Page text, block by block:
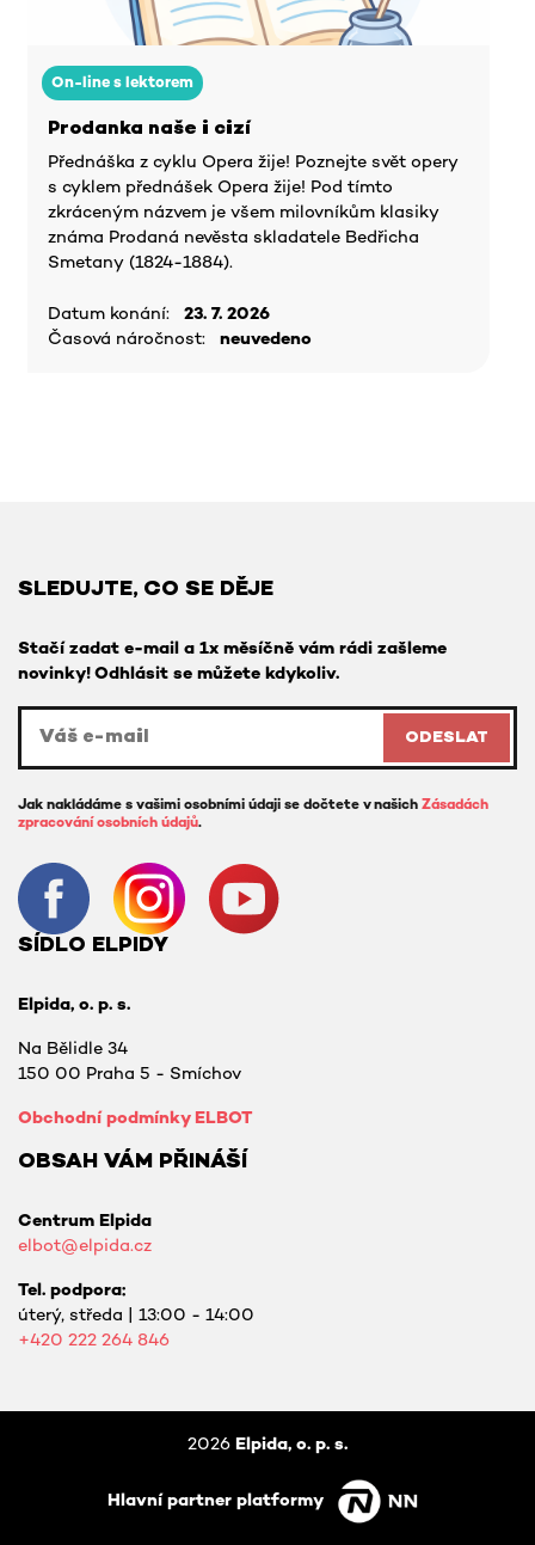
On-line s lektorem
Prodanka naše i cizí
Přednáška z cyklu Opera žije! Poznejte svět opery
s cyklem přednášek Opera žije! Pod tímto
zkráceným názvem je všem milovníkům klasiky
známa Prodaná nevěsta skladatele Bedřicha
Smetany (1824-1884).
Datum konání: 23. 7. 2026
Časová náročnost: neuvedeno
SLEDUJTE, CO SE DĚJE
Stačí zadat e-mail a 1x měsíčně vám rádi zašleme
novinky! Odhlásit se můžete kdykoliv.
ODESLAT
Jak nakládáme s vašimi osobními údaji se dočtete v našich Zásadách
zpracování osobních údajů.
SÍDLO ELPIDY
Elpida, o. p. s.
Na Bělidle 34
150 00 Praha 5 - Smíchov
Obchodní podmínky ELBOT
OBSAH VÁM PŘINÁŠÍ
Centrum Elpida
elbot@elpida.cz
Tel. podpora:
úterý, středa | 13:00 - 14:00
+420 222 264 846
2026 Elpida, o. p. s.
Hlavní partner platformy